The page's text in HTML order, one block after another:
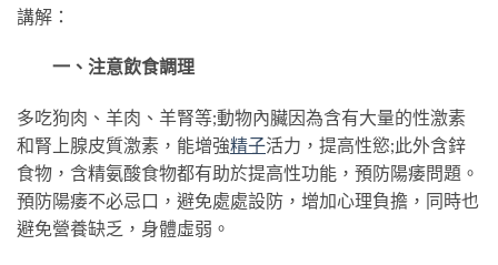
講解：
一、注意飲食調理
多吃狗肉、羊肉、羊腎等;動物內臟因為含有大量的性激素
和腎上腺皮質激素，能增強精子活力，提高性慾;此外含鋅
食物，含精氨酸食物都有助於提高性功能，預防陽痿問題。
預防陽痿不必忌口，避免處處設防，增加心理負擔，同時也
避免營養缺乏，身體虛弱。